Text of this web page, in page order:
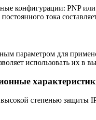
конфигурации: PNP
тока
параметром для
использовать их в
степенью защиты